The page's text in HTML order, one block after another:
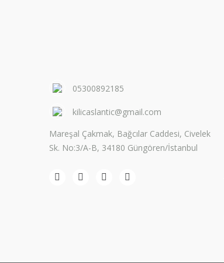
05300892185
kilicaslantic@gmail.com
Mareşal Çakmak, Bağcılar Caddesi, Civelek
Sk. No:3/A-B, 34180 Güngören/İstanbul